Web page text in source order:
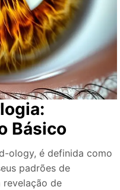
Básico
ology, é definida como
padrões de
revelação de